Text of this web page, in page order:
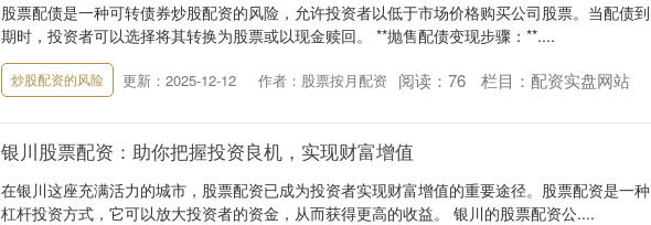
股票配债是一种可转债券炒股配资的风险，允许投资者以低于市场价格购买公司股票。当配债到
期时，投资者可以选择将其转换为股票或以现金赎回。 **抛售配债变现步骤：**....
炒股配资的风险 更新：2025-12-12 作者：股票按月配资 阅读： 76 栏目： 配资实盘网站
银川股票配资：助你把握投资良机，实现财富增值
在银川这座充满活力的城市，股票配资已成为投资者实现财富增值的重要途径。股票配资是一种
杠杆投资方式，它可以放大投资者的资金，从而获得更高的收益。 银川的股票配资公....